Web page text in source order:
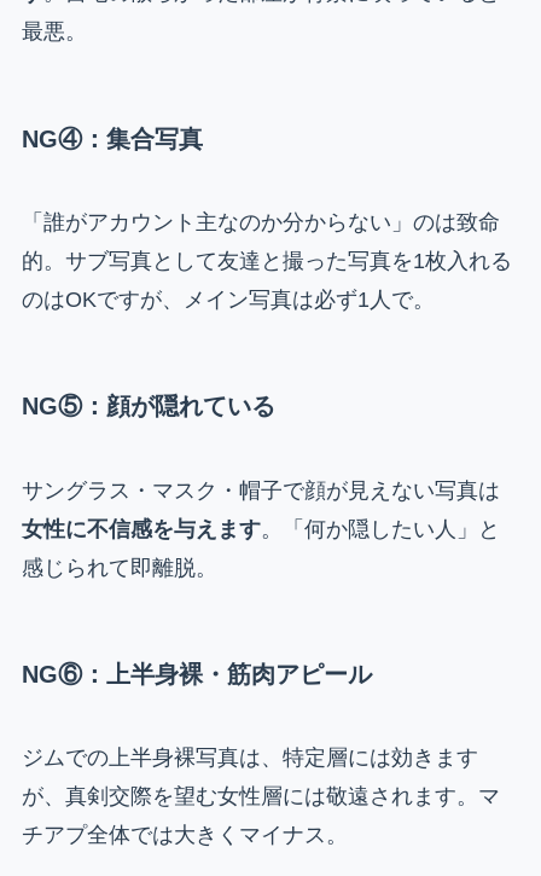
最悪。
NG④：集合写真
「誰がアカウント主なのか分からない」のは致命
的。サブ写真として友達と撮った写真を1枚入れる
のはOKですが、メイン写真は必ず1人で。
NG⑤：顔が隠れている
サングラス・マスク・帽子で顔が見えない写真は
女性に不信感を与えます。「何か隠したい人」と
感じられて即離脱。
NG⑥：上半身裸・筋肉アピール
ジムでの上半身裸写真は、特定層には効きます
が、真剣交際を望む女性層には敬遠されます。マ
チアプ全体では大きくマイナス。